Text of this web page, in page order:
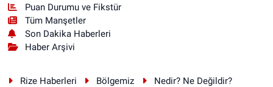
Puan Durumu ve Fikstür
Tüm Manşetler
Son Dakika Haberleri
Haber Arşivi
Rize Haberleri Bölgemiz Nedir? Ne Değildir?